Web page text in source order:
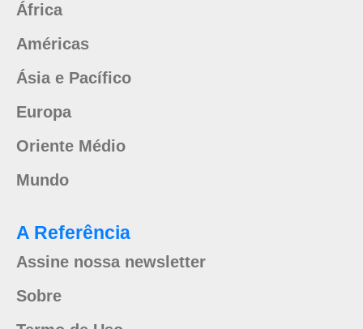
África
Américas
Ásia e Pacífico
Europa
Oriente Médio
Mundo
A Referência
Assine nossa newsletter
Sobre